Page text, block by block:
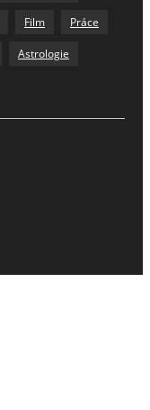
Film Práce
Astrologie